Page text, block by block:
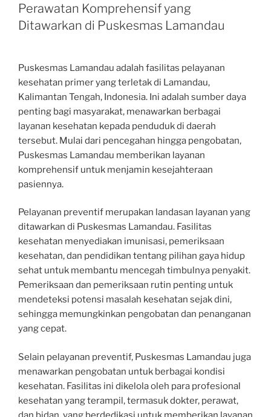
Perawatan Komprehensif yang
Ditawarkan di Puskesmas Lamandau
Puskesmas Lamandau adalah fasilitas pelayanan
kesehatan primer yang terletak di Lamandau,
Kalimantan Tengah, Indonesia. Ini adalah sumber daya
penting bagi masyarakat, menawarkan berbagai
layanan kesehatan kepada penduduk di daerah
tersebut. Mulai dari pencegahan hingga pengobatan,
Puskesmas Lamandau memberikan layanan
komprehensif untuk menjamin kesejahteraan
pasiennya.
Pelayanan preventif merupakan landasan layanan yang
ditawarkan di Puskesmas Lamandau. Fasilitas
kesehatan menyediakan imunisasi, pemeriksaan
kesehatan, dan pendidikan tentang pilihan gaya hidup
sehat untuk membantu mencegah timbulnya penyakit.
Pemeriksaan dan pemeriksaan rutin penting untuk
mendeteksi potensi masalah kesehatan sejak dini,
sehingga memungkinkan pengobatan dan penanganan
yang cepat.
Selain pelayanan preventif, Puskesmas Lamandau juga
menawarkan pengobatan untuk berbagai kondisi
kesehatan. Fasilitas ini dikelola oleh para profesional
kesehatan yang terampil, termasuk dokter, perawat,